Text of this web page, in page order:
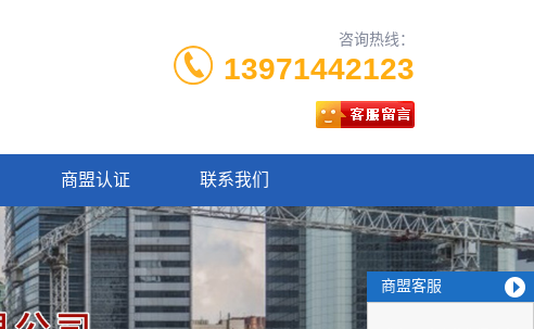
咨询热线：
13971442123
商盟认证 联系我们
商盟客服